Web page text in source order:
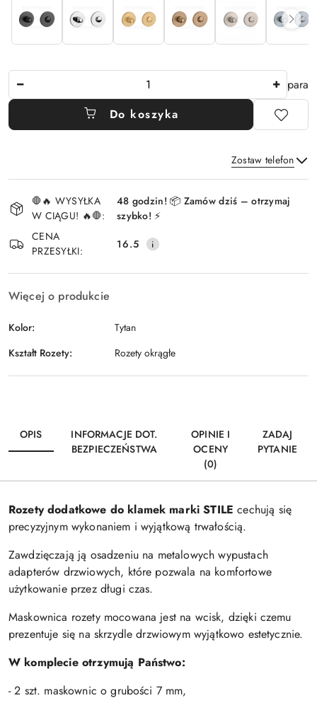
para
Do koszyka
Zostaw telefon
Wyślij
i
dostawa
🛑🔥 WYSYŁKA
W CIĄGU! 🔥🛑:
48 godzin! 📦 Zamów dziś – otrzymaj
szybko! ⚡
CENA
PRZESYŁKI:
16.5
Więcej o produkcie
Kolor:
Tytan
Kształt Rozety:
Rozety okrągłe
OPIS
INFORMACJE DOT.
BEZPIECZEŃSTWA
OPINIE I
OCENY
(0)
ZADAJ
PYTANIE
Rozety dodatkowe do klamek marki STILE cechują się
precyzyjnym wykonaniem i wyjątkową trwałością.
Zawdzięczają ją osadzeniu na metalowych wypustach
adapterów drzwiowych, które pozwala na komfortowe
użytkowanie przez długi czas.
Maskownica rozety mocowana jest na wcisk, dzięki czemu
prezentuje się na skrzydle drzwiowym wyjątkowo estetycznie.
W komplecie otrzymują Państwo:
- 2 szt. maskownic o grubości 7 mm,